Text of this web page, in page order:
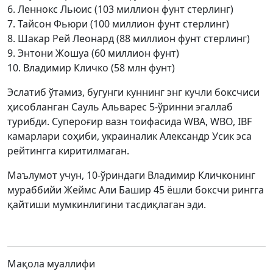
6. Леннокс Льюис (103 миллион фунт стерлинг)
7. Тайсон Фьюри (100 миллион фунт стерлинг)
8. Шакар Рей Леонард (88 миллион фунт стерлинг)
9. Энтони Жошуа (60 миллион фунт)
10. Владимир Кличко (58 млн фунт)
Эслатиб ўтамиз, бугунги куннинг энг кучли боксчиси
ҳисобланган Сауль Альварес 5-ўринни эгаллаб
турибди. Супероғир вазн тоифасида WBA, WBO, IBF
камарлари соҳиби, украиналик Александр Усик эса
рейтингга киритилмаган.
Маълумот учун, 10-ўриндаги Владимир Кличконинг
мураббийи Жеймс Али Башир 45 ёшли боксчи рингга
қайтиши мумкинлигини тасдиқлаган эди.
Мақола муаллифи